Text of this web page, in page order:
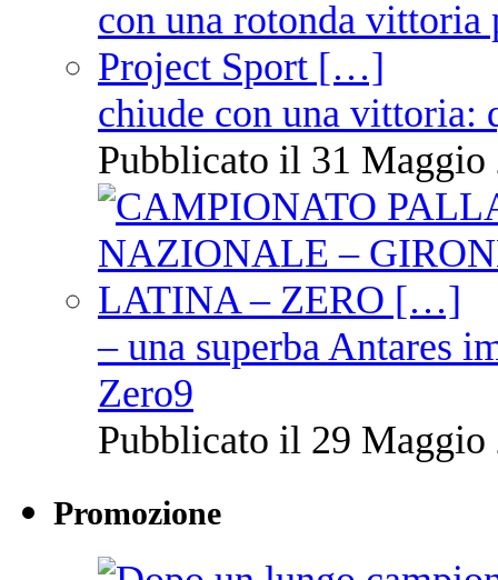
chiude con una vittoria:
Pubblicato il 31 Maggio
– una superba Antares
Zero9
Pubblicato il 29 Maggio
Promozione